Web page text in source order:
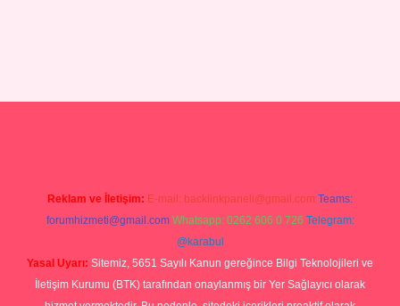
Reklam ve İletişim: E-mail: backlinkpaneli@gmail.com Teams:
forumhizmeti@gmail.com Whatsapp: 0262 606 0 726 Telegram:
@karabul
Yasal Uyarı: Sitemiz, 5651 Sayılı Kanun gereğince Bilgi Teknolojileri ve
İletişim Kurumu (BTK) tarafından onaylanmış bir Yer Sağlayıcı olarak